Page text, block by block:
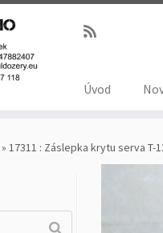
Úvod
» 17311 : Záslepka krytu serva T-